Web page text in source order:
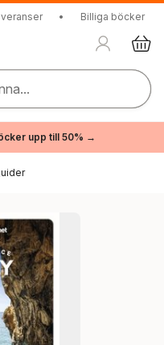
• Billiga böcker
upp till 50% →